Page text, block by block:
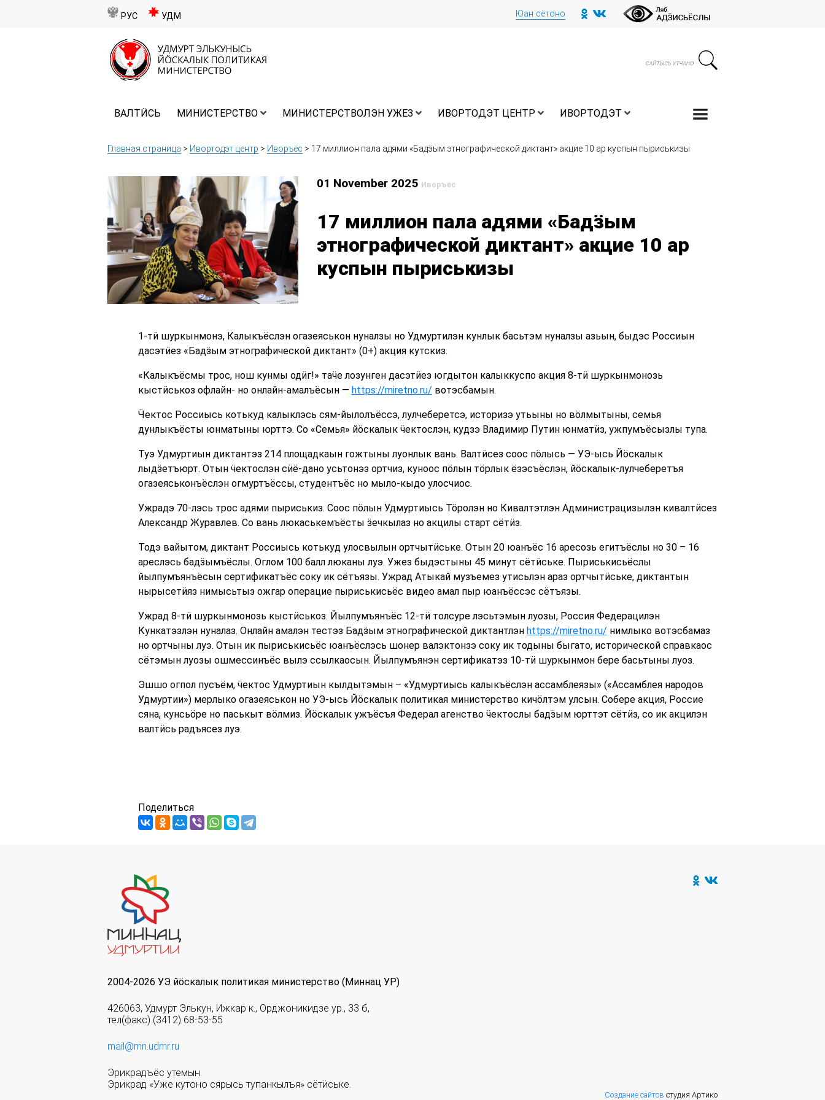
РУС УДМ Юан сётоно
ВАЛТӤСЬ МИНИСТЕРСТВО МИНИСТЕРСТВОЛЭН УЖЕЗ ИВОРТОДЭТ ЦЕНТР ИВОРТОДЭТ
Главная страница > Ивортодэт центр > Иворъёс > 17 миллион пала адями «Бадӟым этнографической диктант» акцие 10 ар куспын пыриськизы
01 November 2025 Иворъёс
17 миллион пала адями «Бадӟым
этнографической диктант» акцие 10 ар
куспын пыриськизы
1-тӥ шуркынмонэ, Калыкъёслэн огазеяськон нуналзы но Удмуртилэн кунлык басьтэм нуналзы азьын, быдэс Россиын
дасэтӥез «Бадӟым этнографической диктант» (0+) акция кутскиз.
«Калыкъёсмы трос, нош кунмы одӥг!» таӵе лозунген дасэтӥез югдытон калыккуспо акция 8-тӥ шуркынмонозь
кыстӥськоз офлайн- но онлайн-амалъёсын — https://miretno.ru/ вотэсбамын.
Ӵектос Россиысь котькуд калыклэсь сям-йылолъёссэ, лулчеберетсэ, историзэ утьыны но вӧлмытыны, семья
дунлыкъёсты юнматыны юрттэ. Со «Семья» йӧскалык ӵектослэн, кудзэ Владимир Путин юнматӥз, ужпумъёсызлы тупа.
Туэ Удмуртиын диктантэз 214 площадкаын гожтыны луонлык вань. Валтӥсез соос пӧлысь — УЭ-ысь Йӧскалык
лыдӟетъюрт. Отын ӵектослэн сӥё-дано усьтонэз ортчиз, куноос пӧлын тӧрлык ёзэсъёслэн, йӧскалык-лулчеберетъя
огазеяськонъёслэн огмуртъёссы, студентъёс но мыло-кыдо улосчиос.
Ужрадэ 70-лэсь трос адями пыриськиз. Соос пӧлын Удмуртиысь Тӧролэн но Кивалтэтлэн Администрацизылэн кивалтӥсез
Александр Журавлев. Со вань люкаськемъёсты ӟечкылаз но акцилы старт сётӥз.
Тодэ вайытом, диктант Россиысь котькуд улосвылын ортчытӥське. Отын 20 юанъёс 16 аресозь егитъёслы но 30 – 16
ареслэсь бадӟымъёслы. Оглом 100 балл люканы луэ. Ужез быдэстыны 45 минут сётӥське. Пыриськисьёслы
йылпумъянъёсын сертификатъёс соку ик сётъязы. Ужрад Атыкай музъемез утисьлэн араз ортчытӥське, диктантын
нырысетӥяз нимысьтыз ожгар операцие пыриськисьёс видео амал пыр юанъёссэс сётъязы.
Ужрад 8-тӥ шуркынмонозь кыстӥськоз. Йылпумъянъёс 12-тӥ толсуре лэсьтэмын луозы, Россия Федерацилэн
Кункатэзлэн нуналаз. Онлайн амалэн тестэз Бадӟым этнографической диктантлэн https://miretno.ru/ нимлыко вотэсбамаз
но ортчыны луэ. Отын ик пыриськисьёс юанъёслэсь шонер валэктонзэ соку ик тодыны быгато, исторической справкаос
сётэмын луозы ошмессинъёс вылэ ссылкаосын. Йылпумъянэн сертификатэз 10-тӥ шуркынмон бере басьтыны луоз.
Эшшо огпол пусъём, ӵектос Удмуртиын кылдытэмын – «Удмуртиысь калыкъёслэн ассамблеязы» («Ассамблея народов
Удмуртии») мерлыко огазеяськон но УЭ-ысь Йӧскалык политикая министерство кичӧлтэм улсын. Собере акция, Россие
сяна, кунсьӧре но паськыт вӧлмиз. Йӧскалык ужъёсъя Федерал агенство ӵектослы бадӟым юрттэт сётӥз, со ик акцилэн
валтӥсь радъясез луэ.
Поделиться
2004-2026 УЭ йöскалык политикая министерство (Миннац УР)
426063, Удмурт Элькун, Ижкар к., Орджоникидзе ур., 33 б,
тел(факс) (3412) 68-53-55
mail@mn.udmr.ru
Эрикрадъёс утемын.
Эрикрад «Уже кутоно сярысь тупанкылъя» сётӥське.
Создание сайтов студия Артико